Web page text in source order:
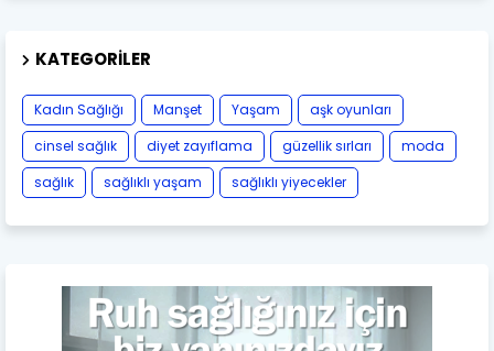
KATEGORILER
Kadın Sağlığı Manşet Yaşam
aşk oyunları
cinsel sağlık
diyet zayıflama güzellik sırları
moda
sağlık
sağlıklı yaşam sağlıklı yiyecekler